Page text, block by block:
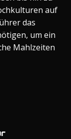
auf
das
um ein
Mahlzeiten